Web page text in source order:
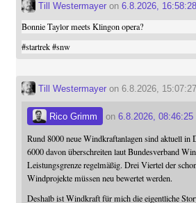
Till Westermayeron 6.8.2026, 16:58:28
Bonnie Taylor meets Klingon opera?
#startrek #snw
Till Westermayeron 6.8.2026, 15:07:27
Rico Grimm on 6.8.2026, 08:46:25
Rund 8000 neue Windkraftanlagen sind aktuell in
6000 davon überschreiten laut Bundesverband
Leistungsgrenze regelmäßig. Drei Viertel der
Windprojekte müssen neu bewertet werden.
Deshalb ist Windkraft für mich die eigentliche